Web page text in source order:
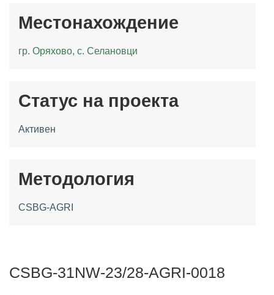
Местонахождение
гр. Оряхово, с. Селановци
Статус на проекта
Активен
Методология
CSBG-AGRI
CSBG-31NW-23/28-AGRI-0018